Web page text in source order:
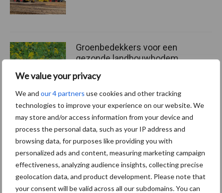
We value your privacy
We and our 4 partners use cookies and other tracking
technologies to improve your experience on our website. We
may store and/or access information from your device and
process the personal data, such as your IP address and
browsing data, for purposes like providing you with
personalized ads and content, measuring marketing campaign
effectiveness, analyzing audience insights, collecting precise
geolocation data, and product development. Please note that
your consent will be valid across all our subdomains. You can
Groenbedekkers voor een
gezonde landbouwbodem
Meer lezen over:
Maak uw keuze